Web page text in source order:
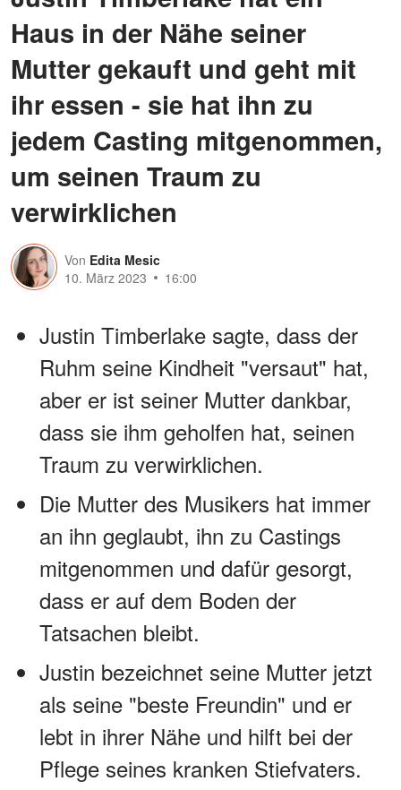
Haus in der Nähe seiner
Mutter gekauft und geht mit
ihr essen - sie hat ihn zu
jedem Casting mitgenommen,
um seinen Traum zu
verwirklichen
Von Edita Mesic
10. März 2023
16:00
Justin Timberlake sagte, dass der
Ruhm seine Kindheit "versaut" hat,
aber er ist seiner Mutter dankbar,
dass sie ihm geholfen hat, seinen
Traum zu verwirklichen.
Die Mutter des Musikers hat immer
an ihn geglaubt, ihn zu Castings
mitgenommen und dafür gesorgt,
dass er auf dem Boden der
Tatsachen bleibt.
Justin bezeichnet seine Mutter jetzt
als seine "beste Freundin" und er
lebt in ihrer Nähe und hilft bei der
Pflege seines kranken Stiefvaters.